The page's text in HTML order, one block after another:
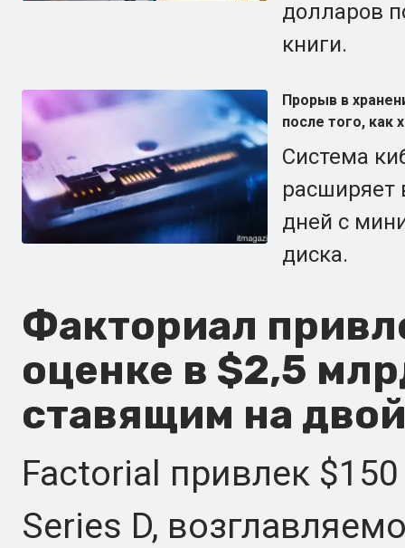
долларов
книги.
Прорыв в
после того, как
Система
расширяет
дней с
диска.
Факториал
оценке в $2,5
ставящим на
Factorial привлек
Series D,